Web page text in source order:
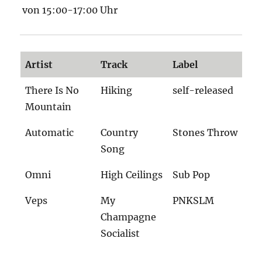
von 15:00-17:00 Uhr
Artist Track Label
There Is No
Mountain
Hiking self-released
Automatic
Country
Song
Stones Throw
Omni High Ceilings Sub Pop
Veps
My
Champagne
Socialist
PNKSLM